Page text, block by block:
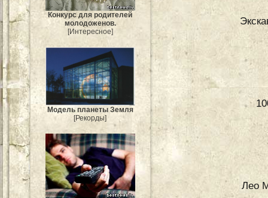
Конкурс для родителей
молодоженов.
[Интересное]
Модель планеты Земля
[Рекорды]
Лео